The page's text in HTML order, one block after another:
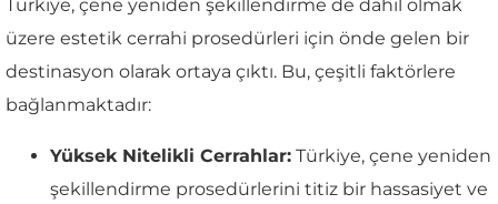
Türkiye, çene yeniden şekillendirme de dahil olmak
üzere estetik cerrahi prosedürleri için önde gelen bir
destinasyon olarak ortaya çıktı. Bu, çeşitli faktörlere
bağlanmaktadır:
Yüksek Nitelikli Cerrahlar: Türkiye, çene yeniden
şekillendirme prosedürlerini titiz bir hassasiyet ve